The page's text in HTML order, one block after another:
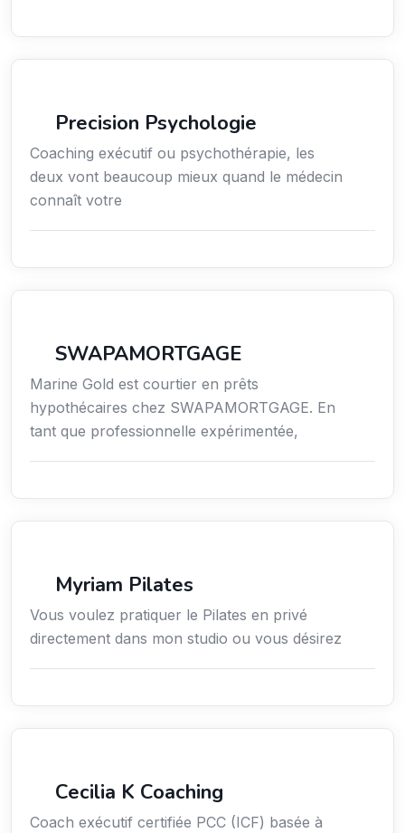
Precision Psychologie
Coaching exécutif ou psychothérapie, les
deux vont beaucoup mieux quand le médecin
connaît votre
SWAPAMORTGAGE
Marine Gold est courtier en prêts
hypothécaires chez SWAPAMORTGAGE. En
tant que professionnelle expérimentée,
Myriam Pilates
Vous voulez pratiquer le Pilates en privé
directement dans mon studio ou vous désirez
Cecilia K Coaching
Coach exécutif certifiée PCC (ICF) basée à